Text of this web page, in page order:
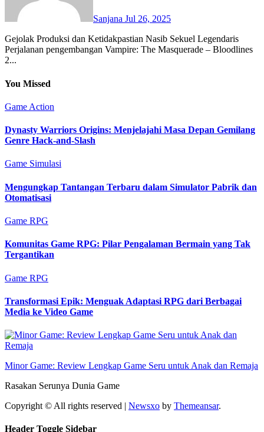
Sanjana Jul 26, 2025
Gejolak Produksi dan Ketidakpastian Nasib Sekuel Legendaris
Perjalanan pengembangan Vampire: The Masquerade – Bloodlines
2...
You Missed
Game Action
Dynasty Warriors Origins: Menjelajahi Masa Depan Gemilang
Genre Hack-and-Slash
Game Simulasi
Mengungkap Tantangan Terbaru dalam Simulator Pabrik dan
Otomatisasi
Game RPG
Komunitas Game RPG: Pilar Pengalaman Bermain yang Tak
Tergantikan
Game RPG
Transformasi Epik: Menguak Adaptasi RPG dari Berbagai
Media ke Video Game
Minor Game: Review Lengkap Game Seru untuk Anak dan Remaja
Rasakan Serunya Dunia Game
Copyright © All rights reserved | Newsxo by Themeansar.
Header Toggle Sidebar